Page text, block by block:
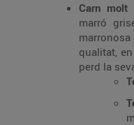
Carn
marró
marronosa
qualitat,
perd la